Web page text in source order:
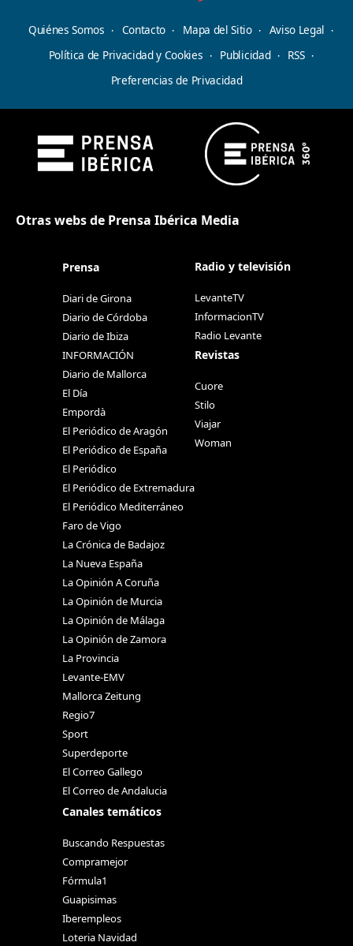
Quiénes Somos Contacto Mapa del Sitio
Aviso Legal
Política de Privacidad y Cookies
Publicidad
RSS
Preferencias de Privacidad
Otras webs de Prensa Ibérica Media
Prensa
Diari de Girona
Diario de Córdoba
Diario de Ibiza
INFORMACIÓN
Diario de Mallorca
El Día
Empordà
El Periódico de Aragón
El Periódico de España
El Periódico
El Periódico de Extremadura
El Periódico Mediterráneo
Faro de Vigo
La Crónica de Badajoz
La Nueva España
La Opinión A Coruña
La Opinión de Murcia
La Opinión de Málaga
La Opinión de Zamora
La Provincia
Levante-EMV
Mallorca Zeitung
Regio7
Sport
Superdeporte
El Correo Gallego
El Correo de Andalucia
Canales temáticos
Buscando Respuestas
Compramejor
Fórmula1
Guapisimas
Iberempleos
Loteria Navidad
Radio y televisión
LevanteTV
InformacionTV
Radio Levante
Revistas
Cuore
Stilo
Viajar
Woman